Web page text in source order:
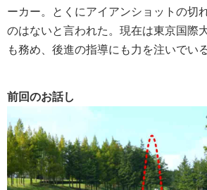
ーカー。とくにアイアンショットの切
のはないと言われた。現在は東京国際
も務め、後進の指導にも力を注いでいる
前回のお話し